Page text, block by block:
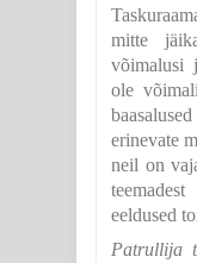
mitte
võimalusi
ole
erinevate
neil on
eeldused
Patrullija